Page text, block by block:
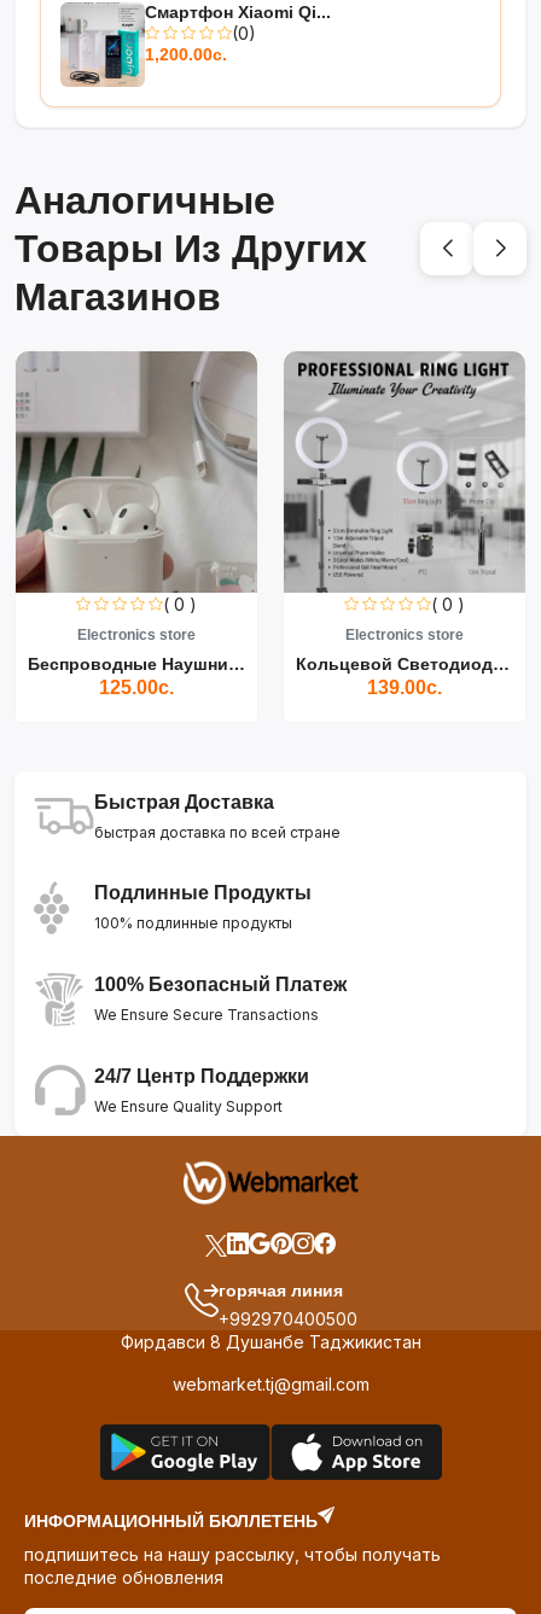
Смартфон Xiaomi Qi...
(0)
1,200.00с.
Аналогичные
Товары Из Других
Магазинов
( 0 )
Electronics store
Беспроводные Наушники Air...
125.00с.
( 0 )
Electronics store
Кольцевой Светодиодный Св...
139.00с.
Быстрая Доставка
быстрая доставка по всей стране
Подлинные Продукты
100% подлинные продукты
100% Безопасный Платеж
We Ensure Secure Transactions
24/7 Центр Поддержки
We Ensure Quality Support
горячая линия
+992970400500
Фирдавси 8 Душанбе Таджикистан
webmarket.tj@gmail.com
ИНФОРМАЦИОННЫЙ БЮЛЛЕТЕНЬ
подпишитесь на нашу рассылку, чтобы получать
последние обновления